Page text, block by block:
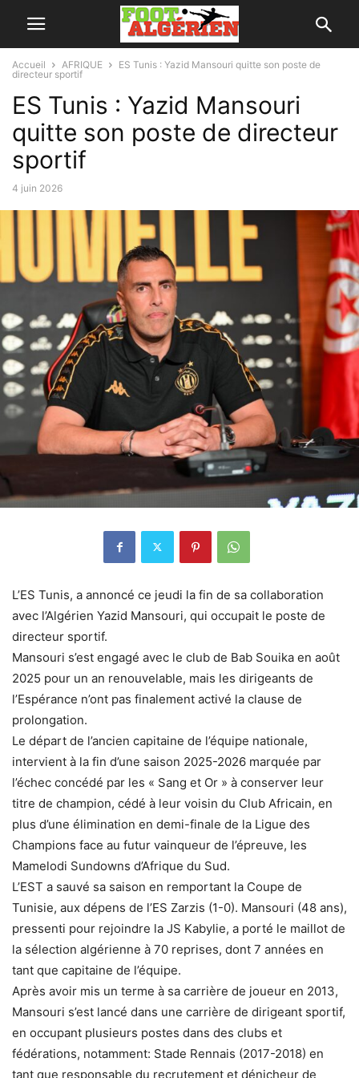
Accueil AFRIQUE
ES Tunis : Yazid Mansouri quitte son poste de
directeur sportif
ES Tunis : Yazid Mansouri
quitte son poste de directeur
sportif
4 juin 2026
L’ES Tunis, a annoncé ce jeudi la fin de sa collaboration
avec l’Algérien Yazid Mansouri, qui occupait le poste de
directeur sportif.
Mansouri s’est engagé avec le club de Bab Souika en août
2025 pour un an renouvelable, mais les dirigeants de
l’Espérance n’ont pas finalement activé la clause de
prolongation.
Le départ de l’ancien capitaine de l’équipe nationale,
intervient à la fin d’une saison 2025-2026 marquée par
l’échec concédé par les « Sang et Or » à conserver leur
titre de champion, cédé à leur voisin du Club Africain, en
plus d’une élimination en demi-finale de la Ligue des
Champions face au futur vainqueur de l’épreuve, les
Mamelodi Sundowns d’Afrique du Sud.
L’EST a sauvé sa saison en remportant la Coupe de
Tunisie, aux dépens de l’ES Zarzis (1-0). Mansouri (48 ans),
pressenti pour rejoindre la JS Kabylie, a porté le maillot de
la sélection algérienne à 70 reprises, dont 7 années en
tant que capitaine de l’équipe.
Après avoir mis un terme à sa carrière de joueur en 2013,
Mansouri s’est lancé dans une carrière de dirigeant sportif,
en occupant plusieurs postes dans des clubs et
fédérations, notamment: Stade Rennais (2017-2018) en
tant que responsable du recrutement et dénicheur de